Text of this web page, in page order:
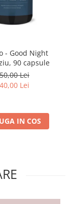
- Good Night
90 capsule
Lei
Lei
IN COS